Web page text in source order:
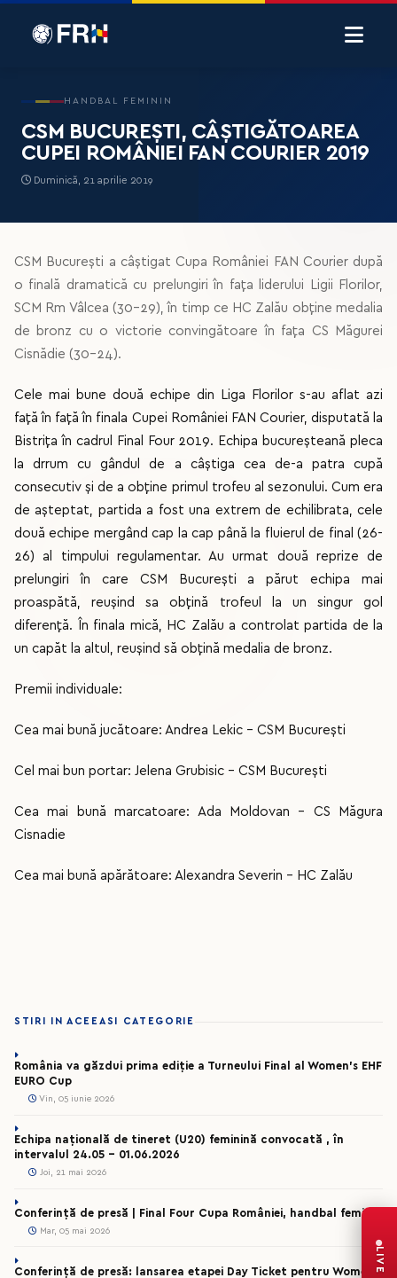
HANDBAL FEMININ
CSM BUCUREȘTI, CÂȘTIGĂTOAREA
CUPEI ROMÂNIEI FAN COURIER 2019
Duminică, 21 aprilie 2019
CSM București a câștigat Cupa României FAN Courier după
o finală dramatică cu prelungiri în fața liderului Ligii Florilor,
SCM Rm Vâlcea (30-29), în timp ce HC Zalău obține medalia
de bronz cu o victorie convingătoare în fața CS Măgurei
Cisnădie (30-24).
Cele mai bune două echipe din Liga Florilor s-au aflat azi
față în față în finala Cupei României FAN Courier, disputată la
Bistrița în cadrul Final Four 2019. Echipa bucureșteană pleca
la drrum cu gândul de a câștiga cea de-a patra cupă
consecutiv și de a obține primul trofeu al sezonului. Cum era
de așteptat, partida a fost una extrem de echilibrata, cele
două echipe mergând cap la cap până la fluierul de final (26-
26) al timpului regulamentar. Au urmat două reprize de
prelungiri în care CSM București a părut echipa mai
proaspătă, reușind sa obțină trofeul la un singur gol
diferență. În finala mică, HC Zalău a controlat partida de la
un capăt la altul, reușind să obțină medalia de bronz.
Premii individuale:
Cea mai bună jucătoare: Andrea Lekic - CSM București
Cel mai bun portar: Jelena Grubisic - CSM București
Cea mai bună marcatoare: Ada Moldovan - CS Măgura
Cisnadie
Cea mai bună apărătoare: Alexandra Severin - HC Zalău
STIRI IN ACEEASI CATEGORIE
România va găzdui prima ediție a Turneului Final al Women’s EHF
EURO Cup
Vin, 05 iunie 2026
Echipa națională de tineret (U20) feminină convocată , în
intervalul 24.05 – 01.06.2026
Joi, 21 mai 2026
Conferință de presă | Final Four Cupa României, handbal feminin
Mar, 05 mai 2026
Conferință de presă: lansarea etapei Day Ticket pentru Women’s
LIVE